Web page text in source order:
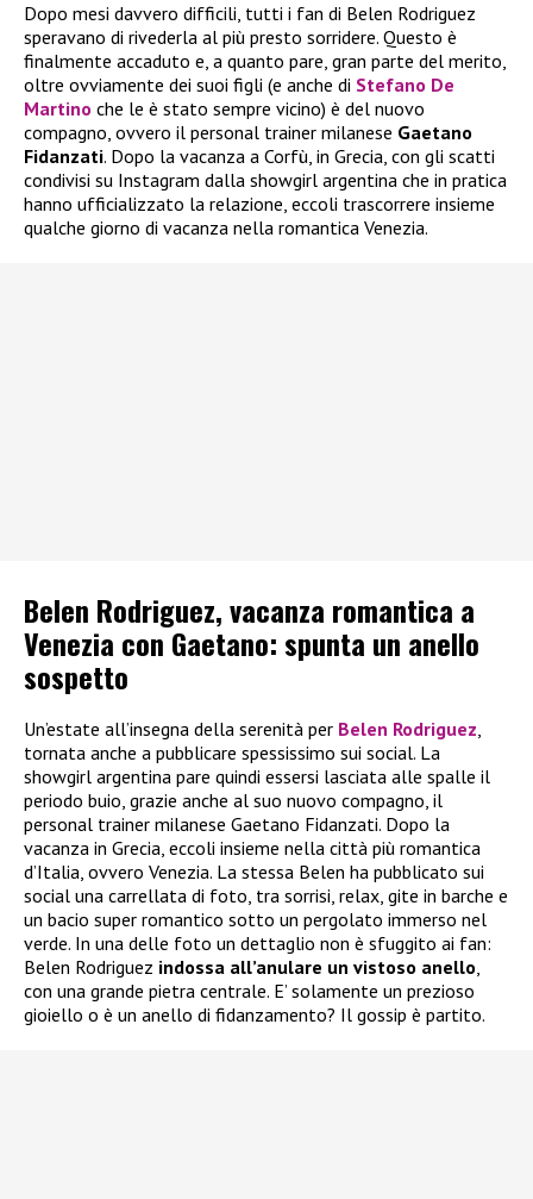
Dopo mesi davvero difficili, tutti i fan di Belen Rodriguez
speravano di rivederla al più presto sorridere. Questo è
finalmente accaduto e, a quanto pare, gran parte del merito,
oltre ovviamente dei suoi figli (e anche di Stefano De
Martino che le è stato sempre vicino) è del nuovo
compagno, ovvero il personal trainer milanese Gaetano
Fidanzati. Dopo la vacanza a Corfù, in Grecia, con gli scatti
condivisi su Instagram dalla showgirl argentina che in pratica
hanno ufficializzato la relazione, eccoli trascorrere insieme
qualche giorno di vacanza nella romantica Venezia.
Belen Rodriguez, vacanza romantica a
Venezia con Gaetano: spunta un anello
sospetto
Un’estate all’insegna della serenità per Belen Rodriguez
tornata anche a pubblicare spessissimo sui social. La
showgirl argentina pare quindi essersi lasciata alle spalle il
periodo buio, grazie anche al suo nuovo compagno, il
personal trainer milanese Gaetano Fidanzati. Dopo la
vacanza in Grecia, eccoli insieme nella città più romantica
d’Italia, ovvero Venezia. La stessa Belen ha pubblicato sui
social una carrellata di foto, tra sorrisi, relax, gite in barche e
un bacio super romantico sotto un pergolato immerso nel
verde. In una delle foto un dettaglio non è sfuggito ai fan:
Belen Rodriguez indossa all’anulare un vistoso anello
con una grande pietra centrale. E’ solamente un prezioso
gioiello o è un anello di fidanzamento? Il gossip è partito.